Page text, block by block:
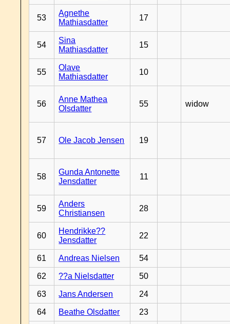
53
Agnethe
Mathiasdatter
17
54
Sina
Mathiasdatter
15
55
Olave
Mathiasdatter
10
56
Anne Mathea
Olsdatter
55 widow
57 Ole Jacob Jensen 19
58
Gunda Antonette
Jensdatter
11
59
Anders
Christiansen
28
60
Hendrikke??
Jensdatter
22
61 Andreas Nielsen 54
62 ??a Nielsdatter 50
63 Jans Andersen 24
64 Beathe Olsdatter 23